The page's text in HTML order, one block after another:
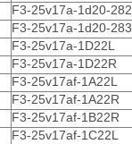
F3-25v17a-1d20-282
F3-25v17a-1d20-283
F3-25v17a-1D22L
F3-25v17a-1D22R
F3-25v17af-1A22L
F3-25v17af-1A22R
F3-25v17af-1B22R
F3-25v17af-1C22L